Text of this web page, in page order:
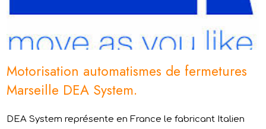
Motorisation automatismes de fermetures
Marseille DEA System.
DEA System représente en France le fabricant Italien